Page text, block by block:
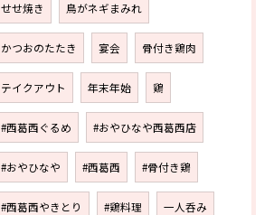
せせ焼き 鳥がネギまみれ
かつおのたたき 宴会 骨付き鶏肉
テイクアウト 年末年始 鶏
#西葛西ぐるめ #おやひなや西葛西店
#おやひなや #西葛西 #骨付き鶏
#西葛西やきとり #鶏料理 一人呑み